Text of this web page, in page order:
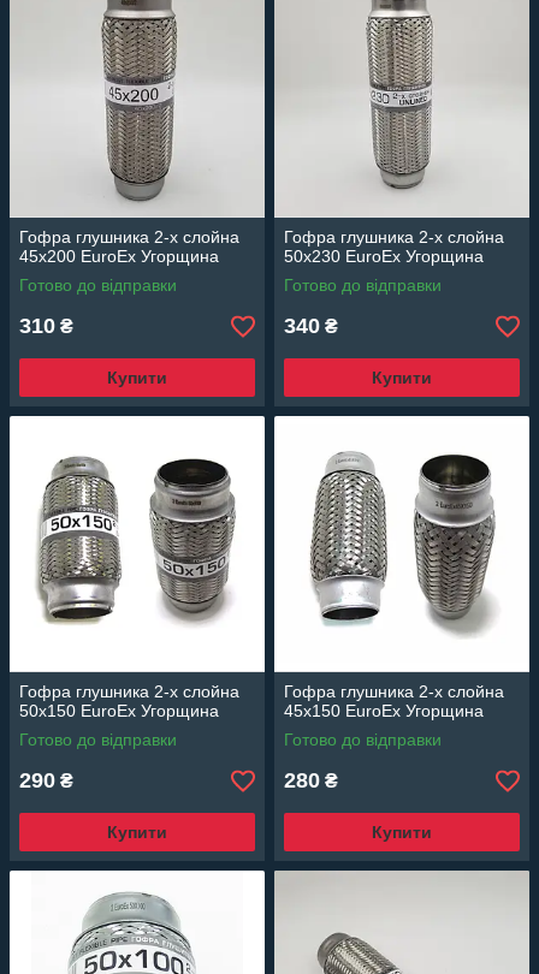
Гофра глушника 2-х слойна
45x200 EuroEx Угорщина
Готово до відправки
310 ₴
Купити
Гофра глушника 2-х слойна
50x230 EuroEx Угорщина
Готово до відправки
340 ₴
Купити
Гофра глушника 2-х слойна
50x150 EuroEx Угорщина
Готово до відправки
290 ₴
Купити
Гофра глушника 2-х слойна
45x150 EuroEx Угорщина
Готово до відправки
280 ₴
Купити